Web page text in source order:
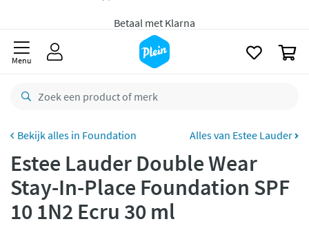
besteld,
Gratisretourneren
Menu
Foundation Alles van Estee Lauder
Estee Lauder Double Wear
Stay-In-Place Foundation SPF
10 1N2 Ecru 30 ml